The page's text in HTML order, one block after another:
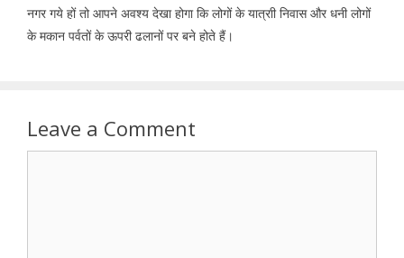
नगर गये हों तो आपने अवश्य देखा होगा कि लोगों के यात्राी निवास और धनी लोगों
के मकान पर्वतों के ऊपरी ढलानों पर बने होते हैं।
Leave a Comment